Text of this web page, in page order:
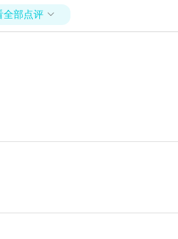
全部点评 